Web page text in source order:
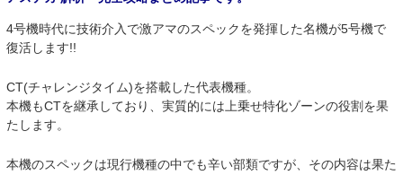
4号機時代に技術介入で激アマのスペックを発揮した名機が5号機で
復活します!!
CT(チャレンジタイム)を搭載した代表機種。
本機もCTを継承しており、実質的には上乗せ特化ゾーンの役割を果
たします。
本機のスペックは現行機種の中でも辛い部類ですが、その内容は果た